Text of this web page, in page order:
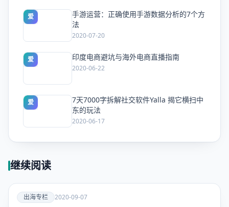
爱
手游运营：正确使用手游数据分析的7个方
法
2020-07-20
爱 印度电商避坑与海外电商直播指南
2020-06-22
爱
7天7000字拆解社交软件Yalla 揭它横扫中
东的玩法
2020-06-17
继续阅读
爱
出海专栏 2020-09-07